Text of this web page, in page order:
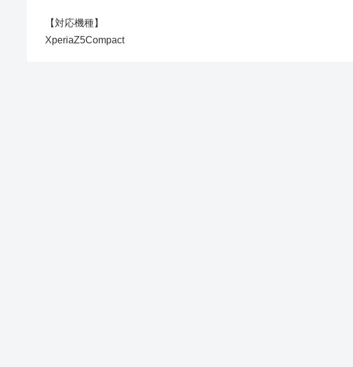
【対応機種】
XperiaZ5Compact